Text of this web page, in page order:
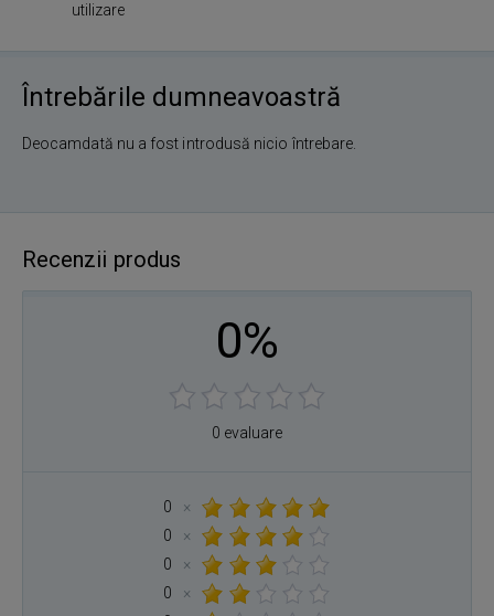
utilizare
Întrebările dumneavoastră
Deocamdată nu a fost introdusă nicio întrebare.
Recenzii produs
0%
0 evaluare
0
×
0
×
0
×
0
×